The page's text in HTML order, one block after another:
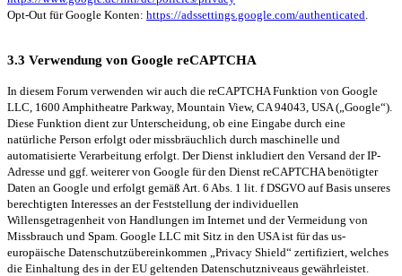
Opt-Out für Google Konten: https://adssettings.google.com/authenticated.
3.3 Verwendung von Google reCAPTCHA
In diesem Forum verwenden wir auch die reCAPTCHA Funktion von Google
LLC, 1600 Amphitheatre Parkway, Mountain View, CA 94043, USA („Google“).
Diese Funktion dient zur Unterscheidung, ob eine Eingabe durch eine
natürliche Person erfolgt oder missbräuchlich durch maschinelle und
automatisierte Verarbeitung erfolgt. Der Dienst inkludiert den Versand der IP-
Adresse und ggf. weiterer von Google für den Dienst reCAPTCHA benötigter
Daten an Google und erfolgt gemäß Art. 6 Abs. 1 lit. f DSGVO auf Basis unseres
berechtigten Interesses an der Feststellung der individuellen
Willensgetragenheit von Handlungen im Internet und der Vermeidung von
Missbrauch und Spam. Google LLC mit Sitz in den USA ist für das us-
europäische Datenschutzübereinkommen „Privacy Shield“ zertifiziert, welches
die Einhaltung des in der EU geltenden Datenschutzniveaus gewährleistet.